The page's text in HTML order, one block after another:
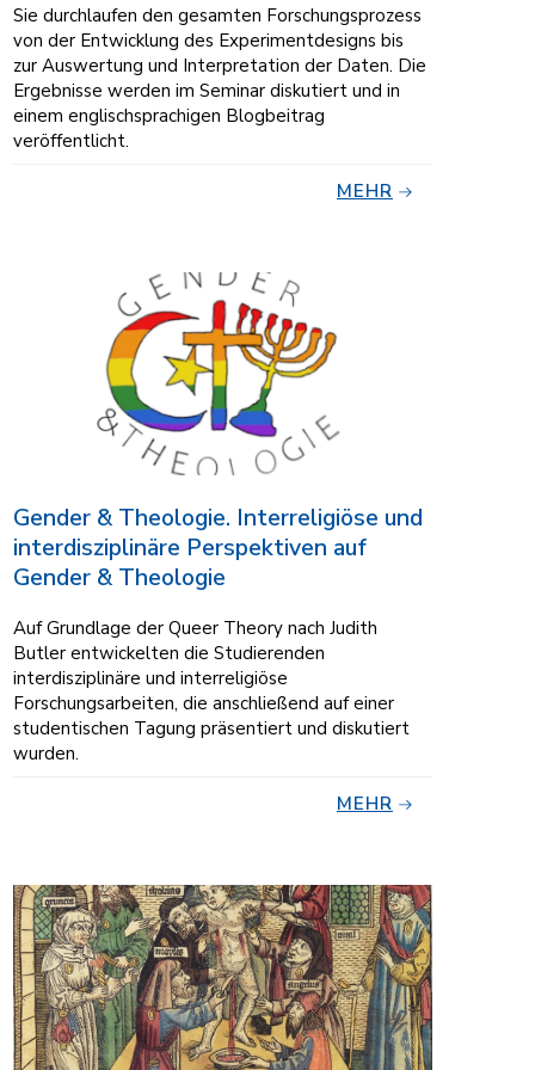
Sie durchlaufen den gesamten Forschungsprozess
von der Entwicklung des Experimentdesigns bis
zur Auswertung und Interpretation der Daten. Die
Ergebnisse werden im Seminar diskutiert und in
einem englischsprachigen Blogbeitrag
veröffentlicht.
MEHR
Gender & Theologie. Interreligiöse und
interdisziplinäre Perspektiven auf
Gender & Theologie
Auf Grundlage der Queer Theory nach Judith
Butler entwickelten die Studierenden
interdisziplinäre und interreligiöse
Forschungsarbeiten, die anschließend auf einer
studentischen Tagung präsentiert und diskutiert
wurden.
MEHR